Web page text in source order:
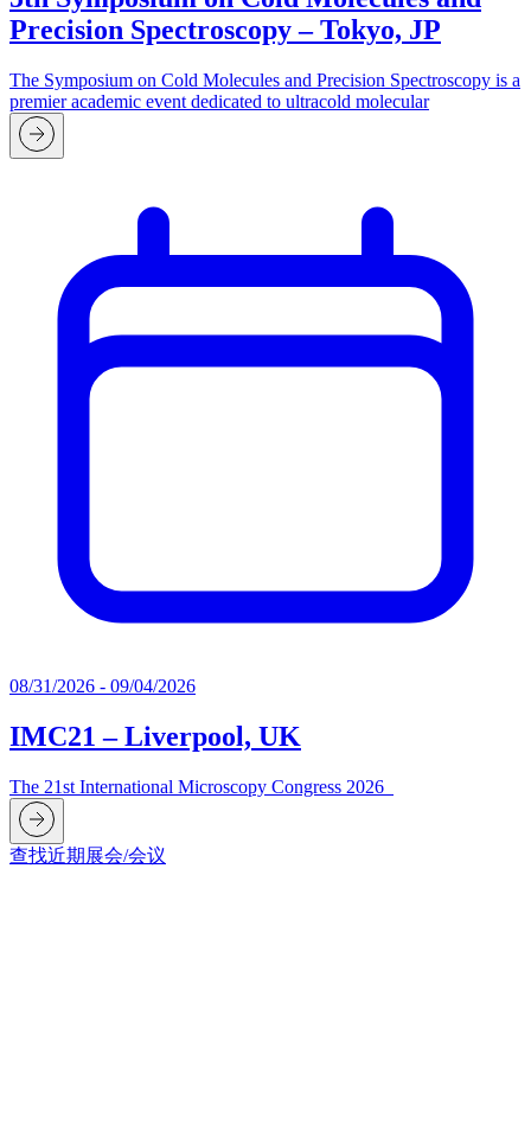
Precision Spectroscopy – Tokyo, JP
The Symposium on Cold Molecules and Precision Spectroscopy is a
premier academic event dedicated to ultracold molecular
08/31/2026 - 09/04/2026
IMC21 – Liverpool, UK
The 21st International Microscopy Congress 2026
查找近期展会/会议